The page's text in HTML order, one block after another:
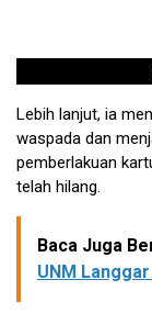
Lebih lanjut, ia
waspada dan
pemberlakuan
telah hilang.
Baca Juga
UNM